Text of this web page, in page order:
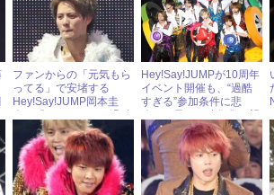
ファンからの「元気もら
ってる」で安堵する
Hey!Say!JUMP岡本圭
ロケの裏側を明かす！
Hey!Say!JUMPが10周年
イベント開催も、“過酷
すぎる”参加条件に悲
む声続出